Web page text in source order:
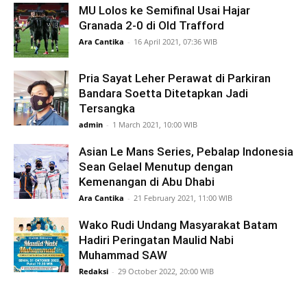
MU Lolos ke Semifinal Usai Hajar
Granada 2-0 di Old Trafford
Ara Cantika - 16 April 2021, 07:36 WIB
Pria Sayat Leher Perawat di Parkiran
Bandara Soetta Ditetapkan Jadi
Tersangka
admin - 1 March 2021, 10:00 WIB
Asian Le Mans Series, Pebalap Indonesia
Sean Gelael Menutup dengan
Kemenangan di Abu Dhabi
Ara Cantika - 21 February 2021, 11:00 WIB
Wako Rudi Undang Masyarakat Batam
Hadiri Peringatan Maulid Nabi
Muhammad SAW
Redaksi - 29 October 2022, 20:00 WIB